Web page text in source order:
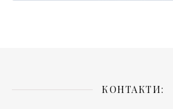
КОНТАКТИ: